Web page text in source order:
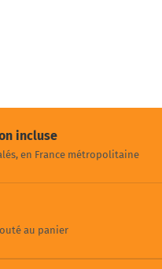
incluse
en France métropolitaine
au panier